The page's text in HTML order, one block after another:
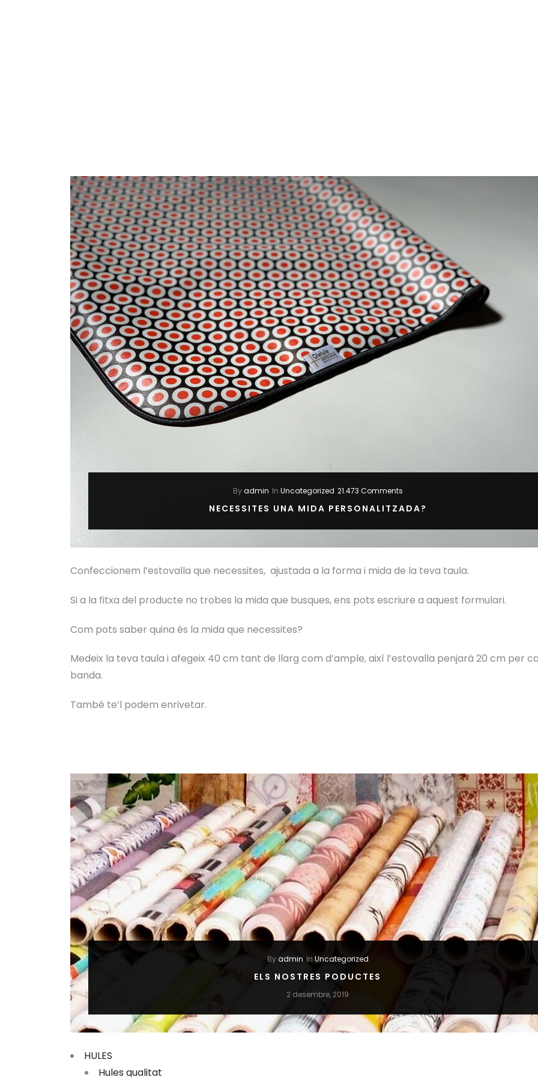
Byadmin In Uncategorized 21.473 Comments
NECESSITES UNA MIDA PERSONALITZADA?
Confeccionem l’estovalla que necessites, ajustada a la forma i mida de la teva taula.
Si a la fitxa del producte no trobes la mida que busques, ens pots escriure a aquest formulari.
Com pots saber quina és la mida que necessites?
Medeix la teva taula i afegeix 40 cm tant de llarg com d’ample, així l’estovalla penjarà 20 cm per
banda.
També te’l podem enrivetar.
Byadmin In Uncategorized
ELS NOSTRES PODUCTES
2 desembre, 2019
HULES
Hules qualitat